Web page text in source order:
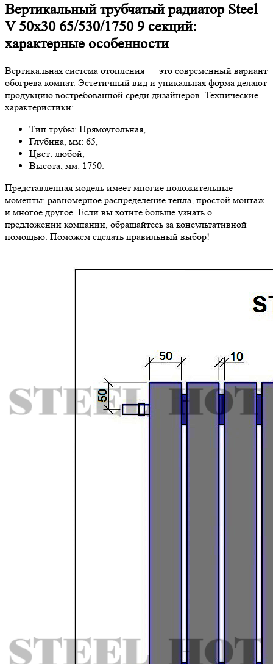
Вертикальный трубчатый радиатор Steel
V 50х30 65/530/1750 9 секций:
характерные особенности
Вертикальная система отопления — это современный вариант
обогрева комнат. Эстетичный вид и уникальная форма делают
продукцию востребованной среди дизайнеров. Технические
характеристики:
Тип трубы: Прямоугольная,
Глубина, мм: 65,
Цвет: любой,
Высота, мм: 1750.
Представленная модель имеет многие положительные
моменты: равномерное распределение тепла, простой монтаж
и многое другое. Если вы хотите больше узнать о
предложении компании, обращайтесь за консультативной
помощью. Поможем сделать правильный выбор!